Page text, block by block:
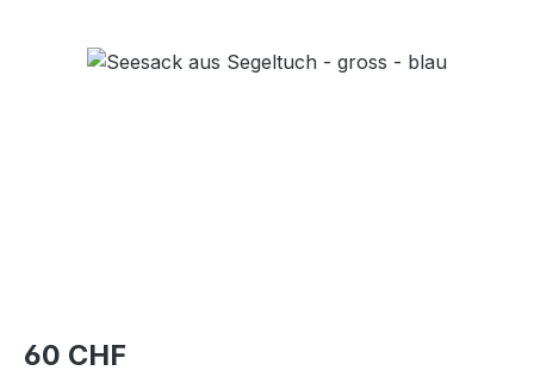
Bildergalerie überspringen
Regulärer Preis:
60 CHF